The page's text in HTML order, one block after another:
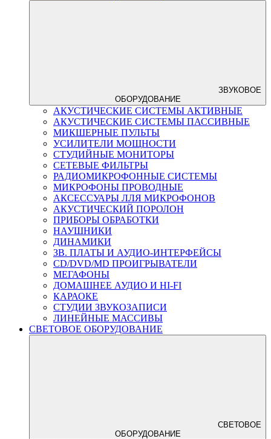
ЗВУКОВОЕ
ОБОРУДОВАНИЕ
АКУСТИЧЕСКИЕ СИСТЕМЫ АКТИВНЫЕ
АКУСТИЧЕСКИЕ СИСТЕМЫ ПАССИВНЫЕ
МИКШЕРНЫЕ ПУЛЬТЫ
УСИЛИТЕЛИ МОЩНОСТИ
СТУДИЙНЫЕ МОНИТОРЫ
СЕТЕВЫЕ ФИЛЬТРЫ
РАДИОМИКРОФОННЫЕ СИСТЕМЫ
МИКРОФОНЫ ПРОВОДНЫЕ
АКСЕССУАРЫ ЛЛЯ МИКРОФОНОВ
АКУСТИЧЕСКИЙ ПОРОЛОН
ПРИБОРЫ ОБРАБОТКИ
НАУШНИКИ
ДИНАМИКИ
ЗВ. ПЛАТЫ И АУДИО-ИНТЕРФЕЙСЫ
CD/DVD/MD ПРОИГРЫВАТЕЛИ
МЕГАФОНЫ
ДОМАШНЕЕ АУДИО И HI-FI
КАРАОКЕ
СТУДИИ ЗВУКОЗАПИСИ
ЛИНЕЙНЫЕ МАССИВЫ
СВЕТОВОЕ ОБОРУДОВАНИЕ
СВЕТОВОЕ
ОБОРУДОВАНИЕ